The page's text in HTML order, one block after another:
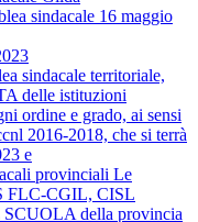
sindacale 16 maggio
sindacale territoriale,
delle istituzioni
ordine e grado, ai sensi
2016-2018, che si terrà
e
provinciali Le
FLC-CGIL, CISL
della provincia